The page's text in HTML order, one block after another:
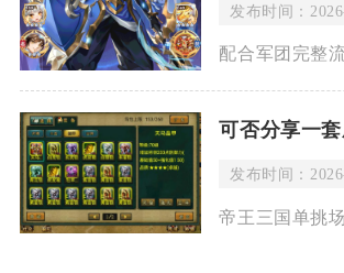
发布时间：
发布时间：